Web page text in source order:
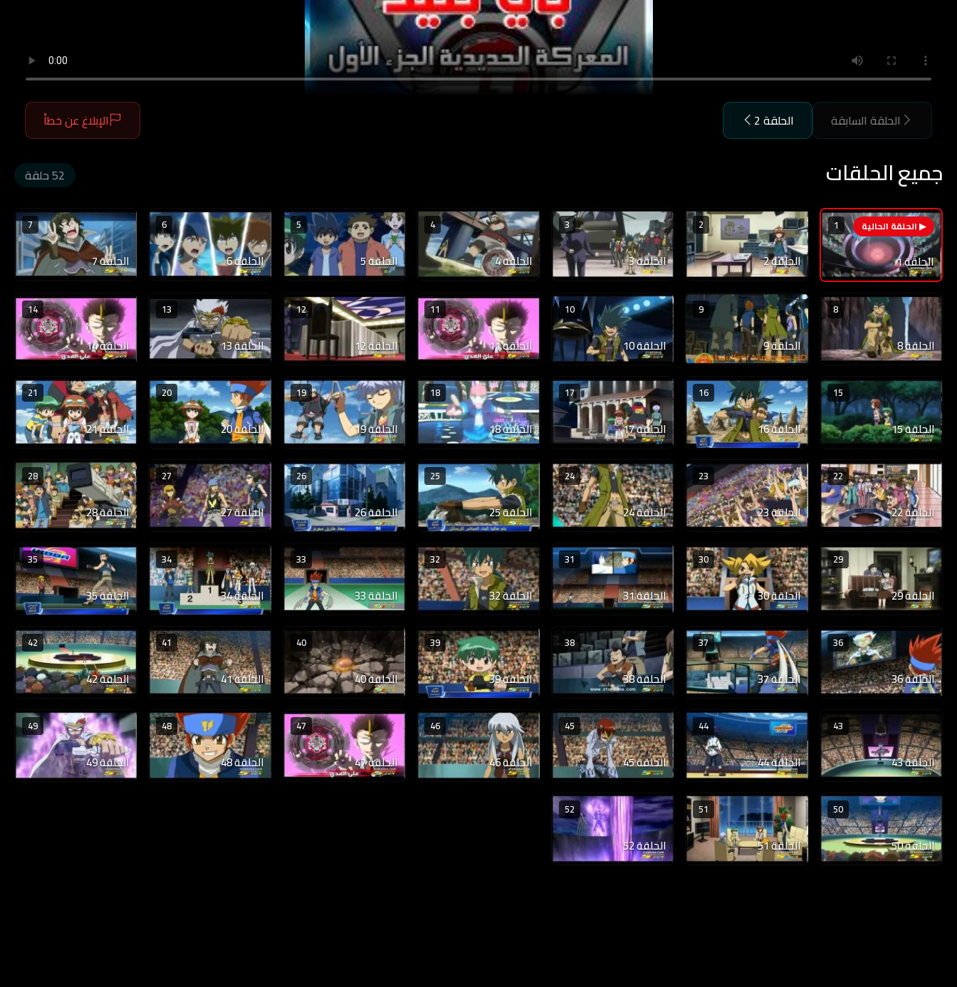
الحلقة السابقة الحلقة 2 الإبلاغ عن خطأ
جميع الحلقات 52 حلقة
1
الحلقة 1
2
الحلقة 2
3
الحلقة 3
4
الحلقة 4
5
الحلقة 5
6
الحلقة 6
7
الحلقة 7
8
الحلقة 8
9
الحلقة 9
10
الحلقة 10
11
الحلقة 11
12
الحلقة 12
13
الحلقة 13
14
الحلقة 14
15
الحلقة 15
16
الحلقة 16
17
الحلقة 17
18
الحلقة 18
19
الحلقة 19
20
الحلقة 20
21
الحلقة 21
22
الحلقة 22
23
الحلقة 23
24
الحلقة 24
25
الحلقة 25
26
الحلقة 26
27
الحلقة 27
28
الحلقة 28
29
الحلقة 29
30
الحلقة 30
31
الحلقة 31
32
الحلقة 32
33
الحلقة 33
34
الحلقة 34
35
الحلقة 35
36
الحلقة 36
37
الحلقة 37
38
الحلقة 38
39
الحلقة 39
40
الحلقة 40
41
الحلقة 41
42
الحلقة 42
43
الحلقة 43
44
الحلقة 44
45
الحلقة 45
46
الحلقة 46
47
الحلقة 47
48
الحلقة 48
49
الحلقة 49
50
الحلقة 50
51
الحلقة 51
52
الحلقة 52